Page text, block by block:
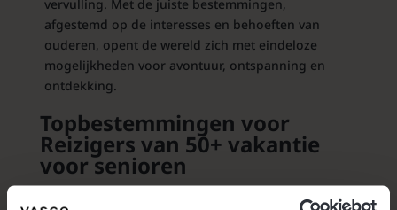
vervulling. Met de juiste bestemmingen,
afgestemd op de interesses en behoeften van
ouderen, opent de wereld zich met eindeloze
mogelijkheden voor avontuur, ontspanning en
ontdekking.
Topbestemmingen voor
Reizigers van 50+ vakantie
voor senioren
Reizen na uw 50e opent de deur naar een nieuwe